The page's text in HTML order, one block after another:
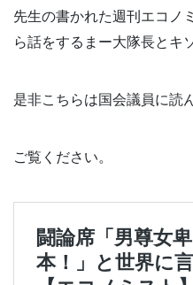
先生の書かれた週刊エコノ
ら話をするまー大隊長とキ
是非こちらは国会議員に読
ご覧ください。